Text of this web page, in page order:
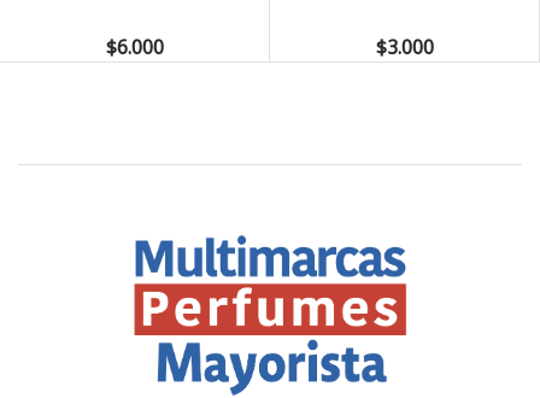
$6.000 $3.000